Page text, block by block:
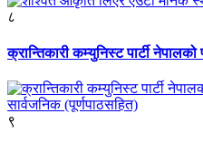
८
क्रान्तिकारी कम्युनिस्ट पार्टी
९